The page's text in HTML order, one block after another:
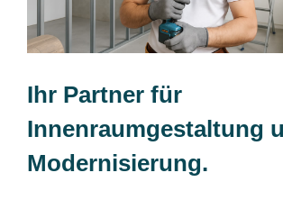
Ihr Partner für
Innenraumgestaltung
Modernisierung.